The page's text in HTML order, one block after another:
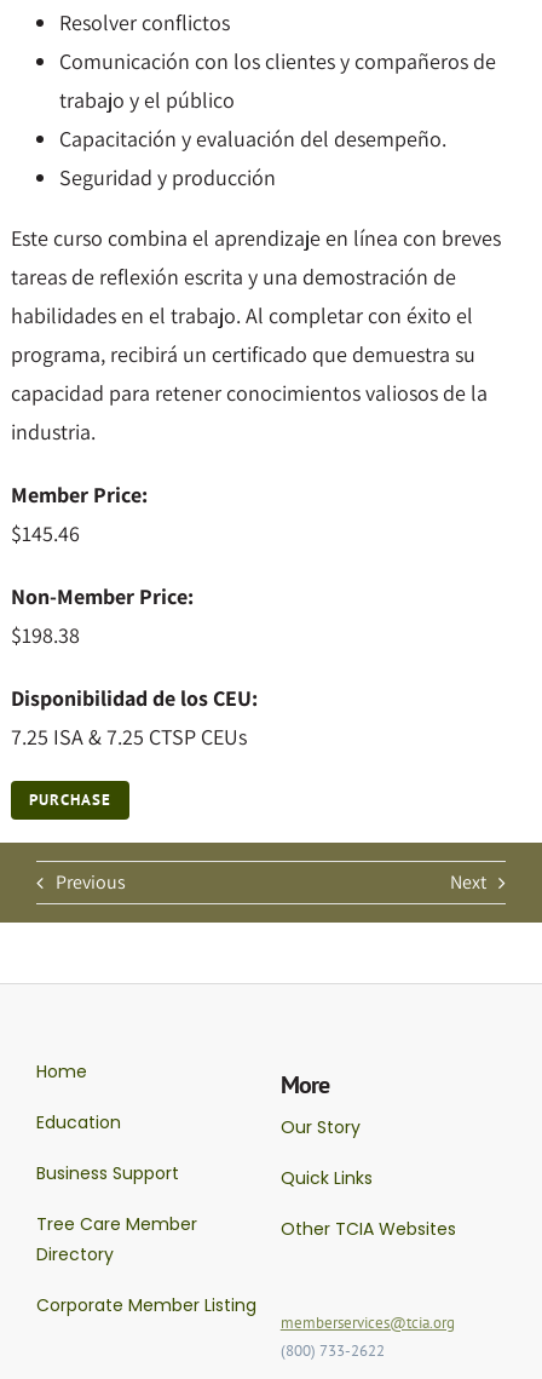
Resolver conflictos
Comunicación con los clientes y compañeros de
trabajo y el público
Capacitación y evaluación del desempeño.
Seguridad y producción
Este curso combina el aprendizaje en línea con breves
tareas de reflexión escrita y una demostración de
habilidades en el trabajo. Al completar con éxito el
programa, recibirá un certificado que demuestra su
capacidad para retener conocimientos valiosos de la
industria.
Member Price:
$145.46
Non-Member Price:
$198.38
Disponibilidad de los CEU:
7.25 ISA & 7.25 CTSP CEUs
PURCHASE
Previous Next
Home
Education
Business Support
Tree Care Member
Directory
Corporate Member Listing
More
Our Story
Quick Links
Other TCIA Websites
memberservices@tcia.org
(800) 733-2622